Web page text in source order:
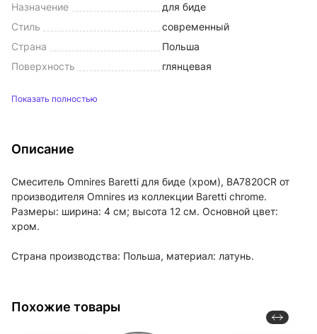
Назначение
для биде
Стиль
современный
Страна
Польша
Поверхность
глянцевая
Показать полностью
Описание
Смеситель Omnires Baretti для биде (хром), BA7820CR от
производителя Omnires из коллекции Baretti chrome.
Размеры: ширина: 4 см; высота 12 см. Основной цвет:
хром.
Страна производства: Польша, материал: латунь.
Похожие товары